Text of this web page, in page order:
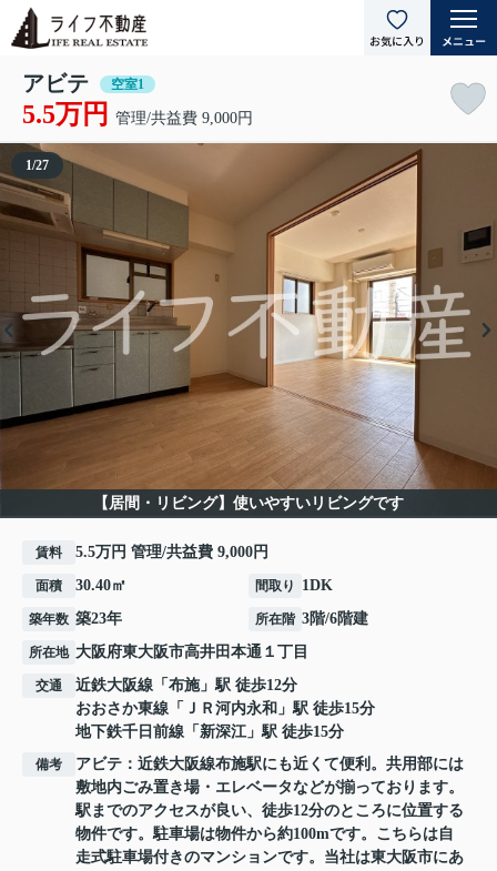
アビテ 空室1
5.5万円 管理/共益費 9,000円
【居間・リビング】使いやすいリビングです
1/27
賃料 5.5万円 管理/共益費 9,000円
面積 30.40㎡ 間取り 1DK
築年数 築23年 所在階 3階/6階建
所在地 大阪府東大阪市高井田本通 １丁目
交通 近鉄大阪線 「 布施」駅 徒歩12分
おおさか東線 「 ＪＲ河内永和 」駅 徒歩15分
地下鉄千日前線 「 新深江」駅 徒歩15分
備考
アビテ：近鉄大阪線布施駅にも近くて便利。共用部には
敷地内ごみ置き場・エレベータなどが揃っております。
駅までのアクセスが良い、徒歩12分のところに位置する
物件です。駐車場は物件から約100mです。こちらは自
走式駐車場付きのマンションです。当社は東大阪市にあ